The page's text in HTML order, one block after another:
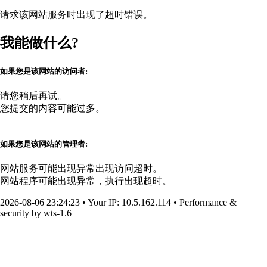
请求该网站服务时出现了超时错误。
我能做什么?
如果您是该网站的访问者:
请您稍后再试。
您提交的内容可能过多。
如果您是该网站的管理者:
网站服务可能出现异常出现访问超时。
网站程序可能出现异常，执行出现超时。
2026-08-06 23:24:23 • Your IP: 10.5.162.114 • Performance &
security by wts-1.6